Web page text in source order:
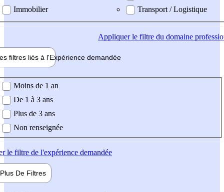
Immobilier
Transport / Logistique
Appliquerle filtre du domaine
filtres liés à l'Expérience demandée
demandée
Moins de 1 an
De 1 à 3 ans
Plus de 3 ans
Non renseignée
le filtre de l'expérience demandée
Plus De Filtres